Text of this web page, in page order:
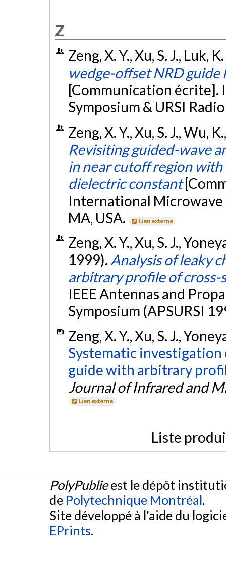
Z
Zeng, X. Y., Xu, S. J., Luk,
wedge-offset NRD guide
[Communication écrite].
Symposium & URSI
Zeng, X. Y., Xu, S. J., Wu,
Revisiting guided-wave
in near cutoff region
dielectric constant
International Microwave
MA, USA.
Lien externe
Zeng, X. Y., Xu, S. J.,
1999). Analysis of leaky
arbitrary profile of cross-
IEEE Antennas and
Symposium (APSURSI
Zeng, X. Y., Xu, S. J.,
Systematic
guide with arbitrary
Journal of Infrared and
Lien externe
Liste
PolyPublieest le dépôt
de Polytechnique Montréal.
Site développé à l'aide du
EPrints.